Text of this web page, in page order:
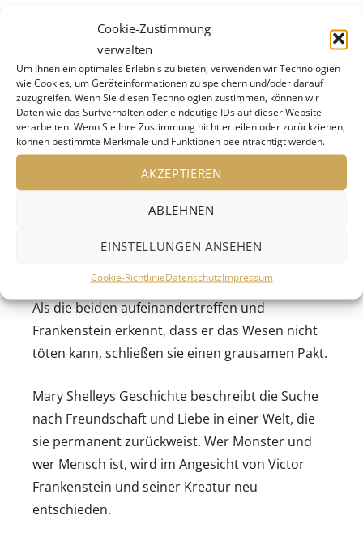
Cookie-Zustimmung
verwalten
Um Ihnen ein optimales Erlebnis zu bieten, verwenden wir Technologien
wie Cookies, um Geräteinformationen zu speichern und/oder darauf
zuzugreifen. Wenn Sie diesen Technologien zustimmen, können wir
Daten wie das Surfverhalten oder eindeutige IDs auf dieser Website
verarbeiten. Wenn Sie Ihre Zustimmung nicht erteilen oder zurückziehen,
können bestimmte Merkmale und Funktionen beeinträchtigt werden.
AKZEPTIEREN
ABLEHNEN
EINSTELLUNGEN ANSEHEN
Cookie-RichtlinieDatenschutzImpressum
medizinischen Experiment will er die letzten
Geheimnisse der Schöpfung lüften. Aus
Leichenteilen näht er ein künstliches Wesen
zusammen, das er zum Leben erweckt.
Erschrocken über das Ergebnis, stößt er es von
sich und ergreift die Flucht. Das Wesen, dessen
Verletzlichkeit nicht mit seiner groben Gestalt
übereinstimmt, versucht sich in der fremden
und abweisenden Welt zurechtzufinden. Doch
immer wieder erfährt es Ausgrenzung und Hass.
begibt sich auf die Suche nach ihrem Schöpfer.
Als die beiden aufeinandertreffen und
Frankenstein erkennt, dass er das Wesen nicht
töten kann, schließen sie einen grausamen Pakt.
Mary Shelleys Geschichte beschreibt die Suche
nach Freundschaft und Liebe in einer Welt, die
sie permanent zurückweist. Wer Monster und
wer Mensch ist, wird im Angesicht von Victor
Frankenstein und seiner Kreatur neu
entschieden.